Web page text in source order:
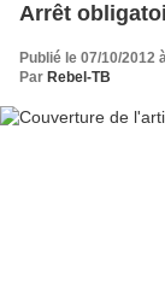
Arrêt
Publié le 07/10/2012
Par Rebel-TB